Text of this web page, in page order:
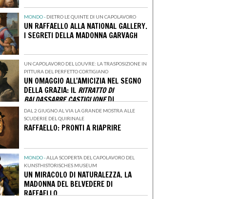
MONDO - DIETRO LE QUINTE DI UN CAPOLAVORO
UN RAFFAELLO ALLA NATIONAL GALLERY.
I SEGRETI DELLA MADONNA GARVAGH
UN CAPOLAVORO DEL LOUVRE: LA TRASPOSIZIONE IN
PITTURA DEL PERFETTO CORTIGIANO
UN OMAGGIO ALL'AMICIZIA NEL SEGNO
DELLA GRAZIA: IL RITRATTO DI
BALDASSARRE CASTIGLIONEDI
RAFFAELLO
DAL 2 GIUGNO AL VIA LA GRANDE MOSTRA ALLE
SCUDERIE DEL QUIRINALE
RAFFAELLO: PRONTI A RIAPRIRE
MONDO -ALLA SCOPERTA DEL CAPOLAVORO DEL
KUNSTHISTORISCHES MUSEUM
UN MIRACOLO DI NATURALEZZA. LA
MADONNA DEL BELVEDERE DI
RAFFAELLO